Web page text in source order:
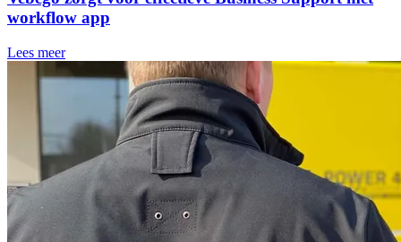
workflow app
Lees meer